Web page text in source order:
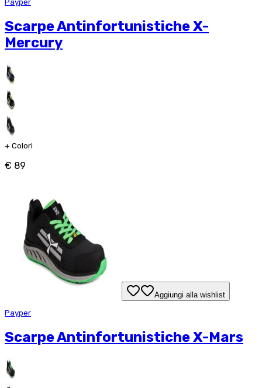
Payper
Scarpe Antinfortunistiche X-
Mercury
+ Colori
€ 89
Aggiungi alla wishlist
Payper
Scarpe Antinfortunistiche X-Mars